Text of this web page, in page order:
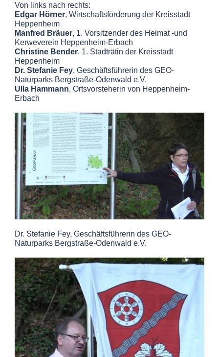
Von links nach rechts:
Edgar Hörner, Wirtschaftsförderung der Kreisstadt
Heppenheim
Manfred Bräuer, 1. Vorsitzender des Heimat -und
Kerweverein Heppenheim-Erbach
Christine Bender, 1. Stadträtin der Kreisstadt
Heppenheim
Dr. Stefanie Fey, Geschäftsführerin des GEO-
Naturparks Bergstraße-Odenwald e.V.
Ulla Hammann, Ortsvorsteherin von Heppenheim-
Erbach
Dr. Stefanie Fey, Geschäftsführerin des GEO-
Naturparks Bergstraße-Odenwald e.V.